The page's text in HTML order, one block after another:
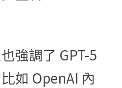
強調了 GPT-5
如 OpenAI 內